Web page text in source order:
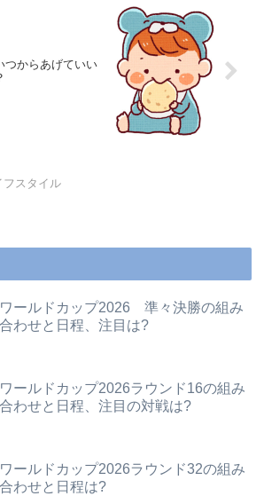
つからあげていい
フスタイル
ワールドカップ2026 準々決勝の組み
合わせと日程、注目は?
ワールドカップ2026ラウンド16の組み
合わせと日程、注目の対戦は?
ワールドカップ2026ラウンド32の組み
合わせと日程は?